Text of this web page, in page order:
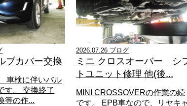
カバー交換
車検に伴いバル
す。 交換終了
の作...
2026.07.26 ブログ
ミニ クロスオーバー シ
トユニット修理 他(後...
MINI CROSSOVERの作業の続
です。 EPB車なので、リヤキ